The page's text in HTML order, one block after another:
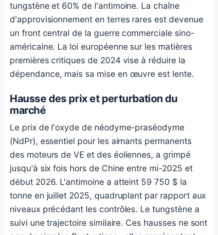
tungstène et 60% de l'antimoine. La chaîne
d'approvisionnement en terres rares est devenue
un front central de la guerre commerciale sino-
américaine. La loi européenne sur les matières
premières critiques de 2024 vise à réduire la
dépendance, mais sa mise en œuvre est lente.
Hausse des prix et perturbation du
marché
Le prix de l'oxyde de néodyme-praséodyme
(NdPr), essentiel pour les aimants permanents
des moteurs de VE et des éoliennes, a grimpé
jusqu'à six fois hors de Chine entre mi-2025 et
début 2026. L'antimoine a atteint 59 750 $ la
tonne en juillet 2025, quadruplant par rapport aux
niveaux précédant les contrôles. Le tungstène a
suivi une trajectoire similaire. Ces hausses ne sont